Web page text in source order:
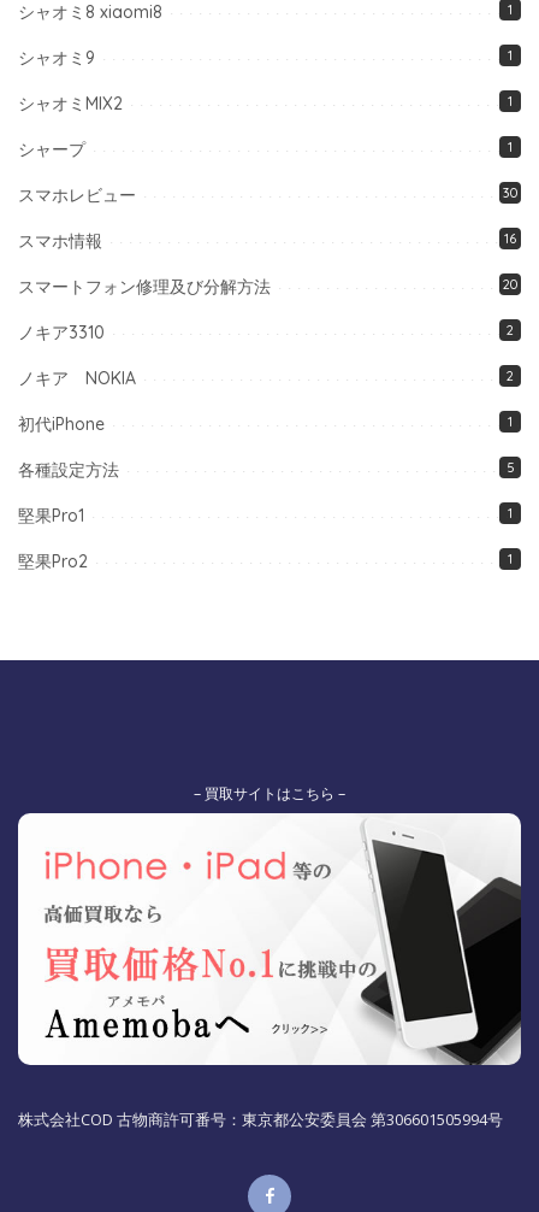
シャオミ8 xiaomi8 1
シャオミ9 1
シャオミMIX2 1
シャープ 1
スマホレビュー 30
スマホ情報 16
スマートフォン修理及び分解方法 20
ノキア3310 2
ノキア NOKIA 2
初代iPhone 1
各種設定方法 5
堅果Pro1 1
堅果Pro2 1
– 買取サイトはこちら –
株式会社COD 古物商許可番号：東京都公安委員会 第306601505994号